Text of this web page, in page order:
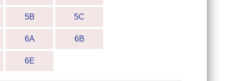
5B 5C
6A 6B
6E